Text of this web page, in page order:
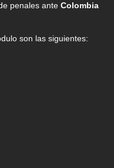
penales ante Colombia
son las siguientes: